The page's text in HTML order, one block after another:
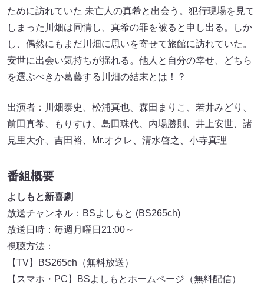
ために訪れていた 未亡人の真希と出会う。犯行現場を見て
しまった川畑は同情し、真希の罪を被ると申し出る。しか
し、偶然にもまだ川畑に思いを寄せて旅館に訪れていた。
安世に出会い気持ちが揺れる。他人と自分の幸せ、どちら
を選ぶべきか葛藤する川畑の結末とは！？
出演者：川畑泰史、松浦真也、森田まりこ、若井みどり、
前田真希、もりすけ、島田珠代、内場勝則、井上安世、諸
見里大介、吉田裕、Mr.オクレ、清水啓之、小寺真理
番組概要
よしもと新喜劇
放送チャンネル：BSよしもと (BS265ch)
放送日時：毎週月曜日21:00～
視聴方法：
【TV】BS265ch（無料放送）
【スマホ・PC】BSよしもとホームページ（無料配信）